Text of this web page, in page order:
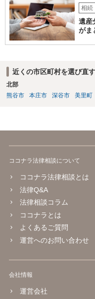
相続
遺産
がま
近くの市区町村を選び直す
北部
熊谷市
本庄市 深谷市 美里町
ココナラ法律相談について
ココナラ法律相談とは
法律Q&A
法律相談コラム
ココナラとは
よくあるご質問
運営へのお問い合わせ
会社情報
運営会社